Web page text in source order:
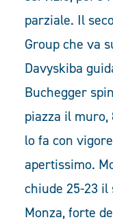
parziale. Il
Group che va
Davyskiba
Buchegger
piazza il muro,
lo fa con
apertissimo.
chiude 25-23
Monza, forte